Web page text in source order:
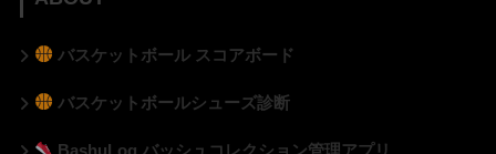
バスケットボール スコアボード
バスケットボールシューズ診断
BashuLog バッシュコレクション管理アプリ